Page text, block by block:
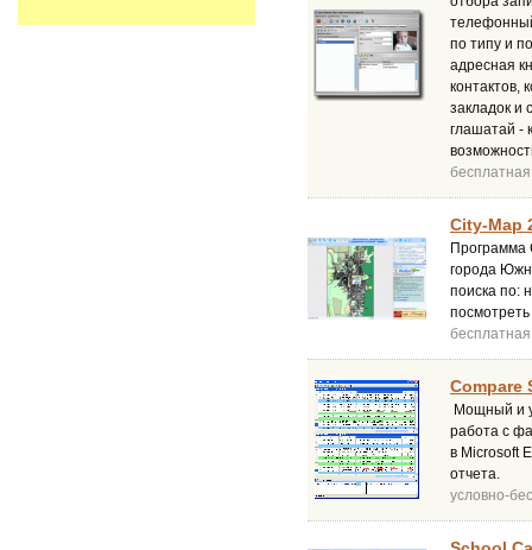
по типу и
адресная
контактов,
закладок и
глашатай -
бесплатная
City-Map
Программа
города
поиска по:
бесплатная
Compare
Мощный и
работа с
в Microsoft
отчета.
условно-